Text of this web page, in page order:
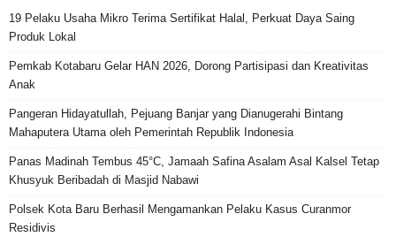
19 Pelaku Usaha Mikro Terima Sertifikat Halal, Perkuat Daya Saing
Produk Lokal
Pemkab Kotabaru Gelar HAN 2026, Dorong Partisipasi dan Kreativitas
Anak
Pangeran Hidayatullah, Pejuang Banjar yang Dianugerahi Bintang
Mahaputera Utama oleh Pemerintah Republik Indonesia
Panas Madinah Tembus 45°C, Jamaah Safina Asalam Asal Kalsel Tetap
Khusyuk Beribadah di Masjid Nabawi
Polsek Kota Baru Berhasil Mengamankan Pelaku Kasus Curanmor
Residivis